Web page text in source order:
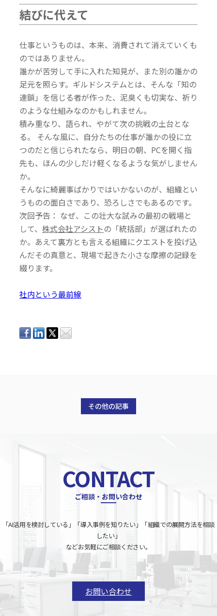
結びに代えて
仕事というものは、本来、消費されて消えていくも
のではありません。
誰かが苦労して手に入れた知見が、また別の誰かの
足元を照らす。ギルドシステムとは、そんな「知の
連鎖」を信じる者が作った、泥臭くも切実な、祈り
のような仕組みなのかもしれません。
積み重なり、語られ、やがて次の挑戦の土台とな
る。 そんな風に、自分たちの仕事が誰かの役に立
つのだと信じられたなら、明日の朝、PCを開く指
先も、ほんの少しだけ軽くなるような気がしません
か。
そんなに綺麗事ばかりではいかないのが、組織とい
うものの面白さであり、恐ろしさでもあるのです。
次回予告： なぜ、この壮大な試みの最初の戦場と
して、 株式会社アシストの「統括部」が選ばれたの
か。あえて裏方とも言える組織にクエストを投げ込
んだその真意と、現場で起きた小さな摩擦の記録を
綴ります。
社内という最前線
その他の記事
CONTACT
ご相談・お問い合わせ
「AI活用を検討している」「導入事例を知りたい」「組織での展開方法を相談
したい」
などお気軽にご相談ください。
お問い合わせ